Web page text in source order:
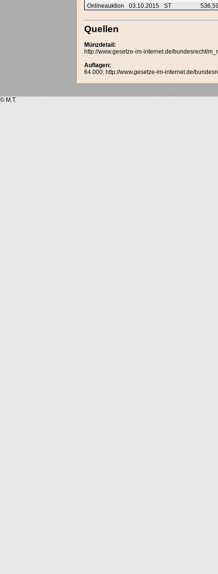
Onlineauktion
03.10.2015 ST
Quellen
Münzdetail:
http://www.gesetze-im-internet.de/bundesrecht/
Auflagen:
64.000: http://www.gesetze-im-internet.de/
© M.T.